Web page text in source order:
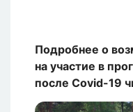
Подробнее о
на участие в
после Covid-19